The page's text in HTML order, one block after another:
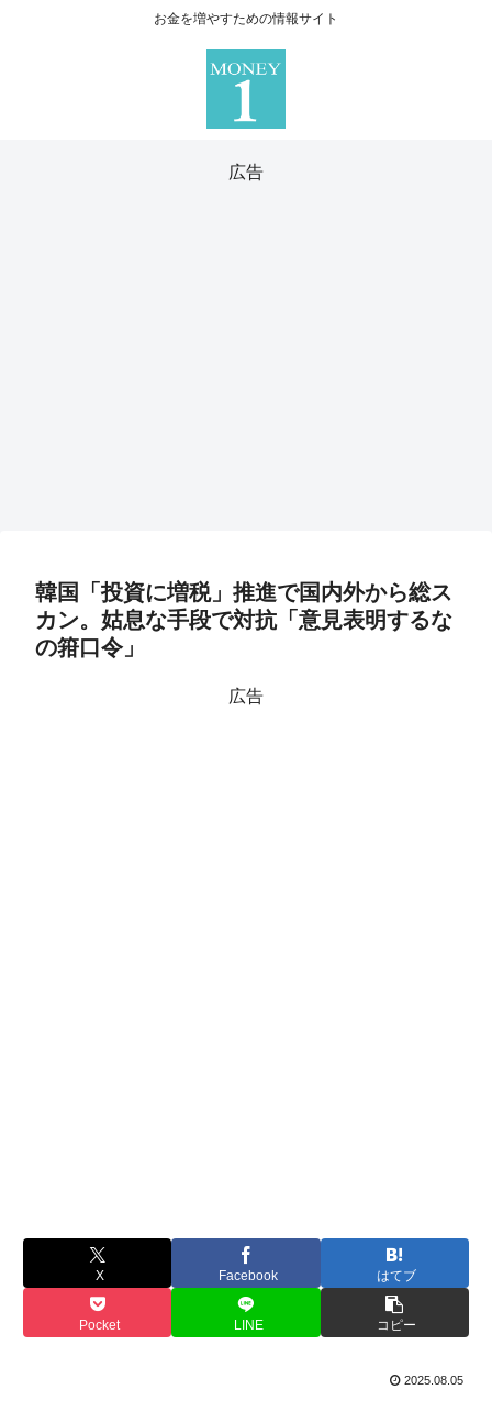
お金を増やすための情報サイト
広告
韓国「投資に増税」推進で国内外から総ス
カン。姑息な手段で対抗「意見表明するな
の箝口令」
広告
X Facebook はてブ
Pocket LINE コピー
2025.08.05